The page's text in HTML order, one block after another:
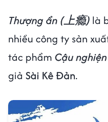
Thượng ẩn (上瘾) là
nhiều công ty sản
tác phẩm Cậu
giả Sài Kê Đản.